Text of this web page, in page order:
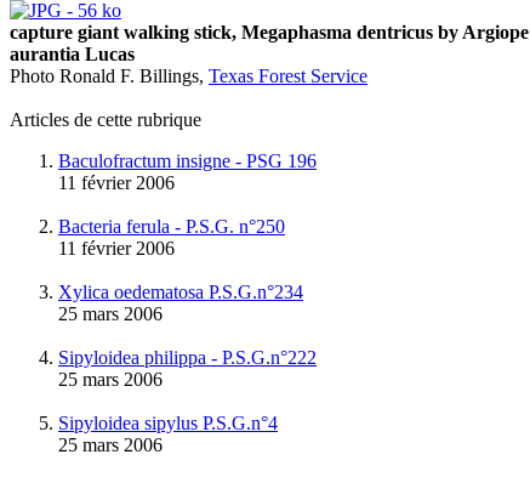
capture giant walking stick, Megaphasma dentricus by Argiope
aurantia Lucas
Photo Ronald F. Billings, Texas Forest Service
Articles de cette rubrique
Baculofractum insigne - PSG 196
11 février 2006
Bacteria ferula - P.S.G. n°250
11 février 2006
Xylica oedematosa P.S.G.n°234
25 mars 2006
Sipyloidea philippa - P.S.G.n°222
25 mars 2006
Sipyloidea sipylus P.S.G.n°4
25 mars 2006